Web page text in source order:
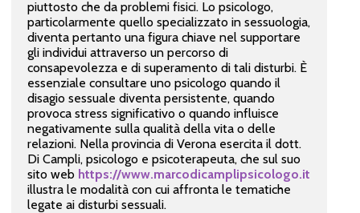
piuttosto che da problemi fisici. Lo psicologo,
particolarmente quello specializzato in sessuologia,
diventa pertanto una figura chiave nel supportare
gli individui attraverso un percorso di
consapevolezza e di superamento di tali disturbi. È
essenziale consultare uno psicologo quando il
disagio sessuale diventa persistente, quando
provoca stress significativo o quando influisce
negativamente sulla qualità della vita o delle
relazioni. Nella provincia di Verona esercita il dott.
Di Campli, psicologo e psicoterapeuta, che sul suo
sito web https://www.marcodicamplipsicologo.it
illustra le modalità con cui affronta le tematiche
legate ai disturbi sessuali.